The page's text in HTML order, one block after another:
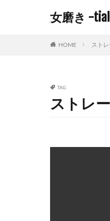
女磨き -
HOME スト
TAG
ストレ